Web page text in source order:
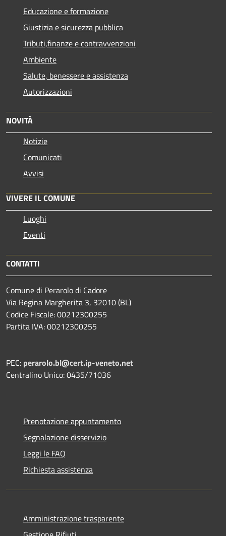
Educazione e formazione
Giustizia e sicurezza pubblica
Tributi,finanze e contravvenzioni
Ambiente
Salute, benessere e assistenza
Autorizzazioni
NOVITÀ
Notizie
Comunicati
Avvisi
VIVERE IL COMUNE
Luoghi
Eventi
CONTATTI
Comune di Perarolo di Cadore
Via Regina Margherita 3, 32010 (BL)
Codice Fiscale: 00212300255
Partita IVA: 00212300255
PEC: perarolo.bl@cert.ip-veneto.net
Centralino Unico: 0435/71036
Prenotazione appuntamento
Segnalazione disservizio
Leggi le FAQ
Richiesta assistenza
Amministrazione trasparente